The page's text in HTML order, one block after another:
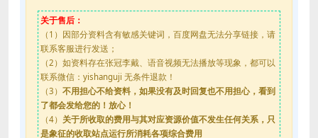
关于售后：
（1）因部分资料含有敏感关键词，百度网盘无法分享链接，请
联系客服进行发送；
（2）如资料存在张冠李戴、语音视频无法播放等现象，都可以
联系微信：yishanguji 无条件退款！
（3） 不用担心不给资料，如果没有及时回复也不用担心，看到
了都会发给您的！放心！
（4） 关于所收取的费用与其对应资源价值不发生任何关系，只
是象征的收取站点运行所消耗各项综合费用